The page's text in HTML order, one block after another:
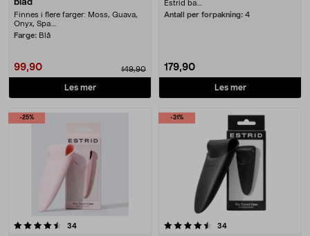
blad
Finnes i flere farger: Moss, Guava,
Onyx, Spa....
Farge: Blå
99,90 149,90
Les mer
Estrid ba....
Antall per forpakning: 4
179,90
Les mer
-25%
34anmeldelser
-31%
4.5 av 5 stjerner 34anmeldelser